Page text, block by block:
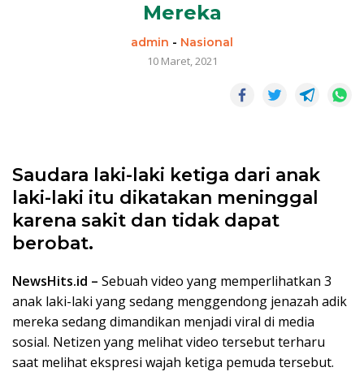
Mereka
admin - Nasional
10 Maret, 2021
Saudara laki-laki ketiga dari anak
laki-laki itu dikatakan meninggal
karena sakit dan tidak dapat
berobat.
NewsHits.id – Sebuah video yang memperlihatkan 3
anak laki-laki yang sedang menggendong jenazah adik
mereka sedang dimandikan menjadi viral di media
sosial. Netizen yang melihat video tersebut terharu
saat melihat ekspresi wajah ketiga pemuda tersebut.